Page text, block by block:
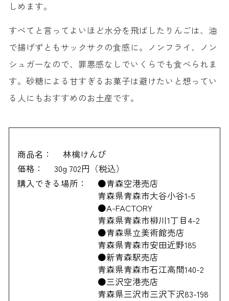
しめます。
すべてと言ってよいほど水分を飛ばしたりんごは、油
で揚げずともサックサクの食感に。ノンフライ、ノン
シュガーなので、罪悪感なしでいくらでも食べられま
す。砂糖による甘すぎるお菓子は避けたいと想ってい
る人にもおすすめのお土産です。
商品名：
林檎けんぴ
価格：
30g 702円（税込）
購入できる場所：
●青森空港売店
青森県青森市大谷小谷1-5
●A-FACTORY
青森県青森市柳川1丁目4-2
●青森県立美術館売店
青森県青森市安田近野185
●新青森駅売店
青森県青森市石江高間140-2
●三沢空港売店
青森県三沢市三沢下沢83-198